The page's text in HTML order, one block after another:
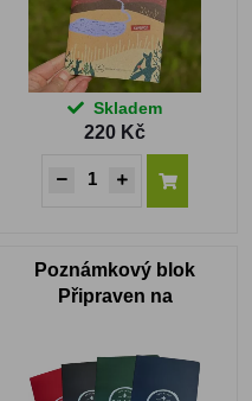
Skladem
220 Kč
Poznámkový blok
Připraven na